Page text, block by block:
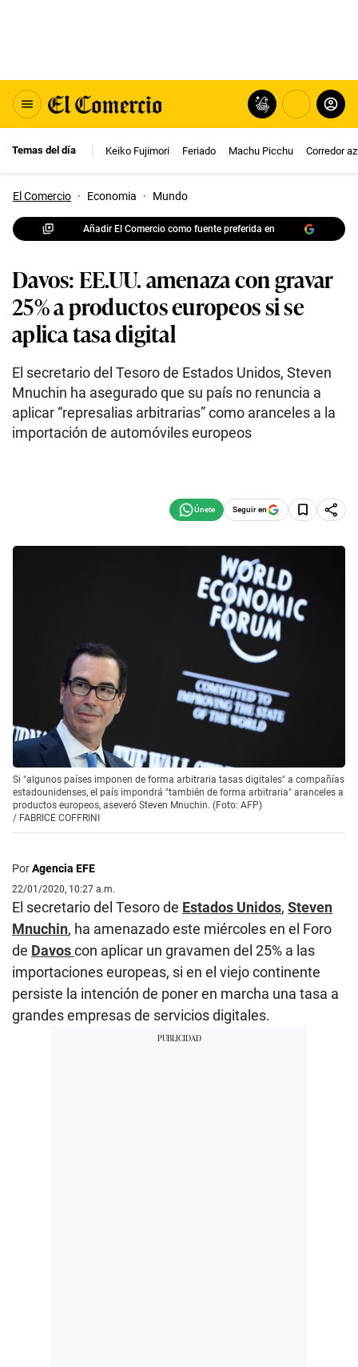
Temas del día Keiko Fujimori Feriado Machu Picchu Corredor
El Comercio · Economia · Mundo
Añadir El Comercio como fuente preferida en
Davos: EE.UU. amenaza con gravar
25% a productos europeos si se
aplica tasa digital
El secretario del Tesoro de Estados Unidos, Steven
Mnuchin ha asegurado que su país no renuncia a
aplicar “represalias arbitrarias” como aranceles a la
importación de automóviles europeos
Seguir en
Si "algunos países imponen de forma arbitraria tasas digitales" a compañías
estadounidenses, el país impondrá "también de forma arbitraria" aranceles a
productos europeos, aseveró Steven Mnuchin. (Foto: AFP)
/ FABRICE COFFRINI
PorAgencia EFE
22/01/2020, 10:27 a.m.
El secretario del Tesoro de Estados Unidos, Steven
Mnuchin, ha amenazado este miércoles en el Foro
de Davoscon aplicar un gravamen del 25% a las
importaciones europeas, si en el viejo continente
persiste la intención de poner en marcha una tasa a
grandes empresas de servicios digitales.